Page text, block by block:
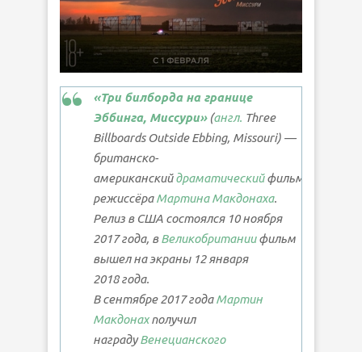
«Три билборда на границе
Эббинга, Миссури»(англ. Three
Billboards Outside Ebbing, Missouri) —
британско-
американскийдраматическийфильм
режиссёраМартина Макдонаха.
Релиз в США состоялся 10 ноября
2017 года, вВеликобританиифильм
вышел на экраны 12 января
2018 года.
В сентябре 2017 годаМартин
Макдонахполучил
наградуВенецианского